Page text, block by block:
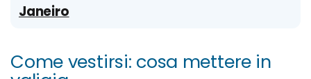
Janeiro
Come vestirsi: cosa mettere in